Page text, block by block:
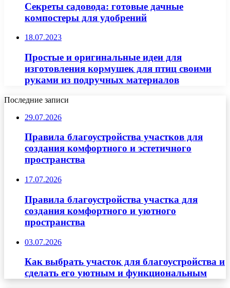
Секреты садовода: готовые дачные
компостеры для удобрений
18.07.2023
Простые и оригинальные идеи для
изготовления кормушек для птиц своими
руками из подручных материалов
Последние записи
29.07.2026
Правила благоустройства участков для
создания комфортного и эстетичного
пространства
17.07.2026
Правила благоустройства участка для
создания комфортного и уютного
пространства
03.07.2026
Как выбрать участок для благоустройства и
сделать его уютным и функциональным